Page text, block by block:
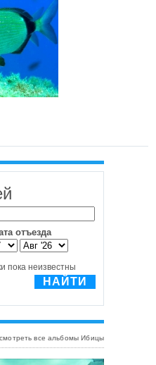
все альбомы Ибицы